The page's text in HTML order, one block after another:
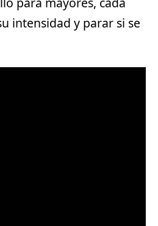
intensidad y parar si se